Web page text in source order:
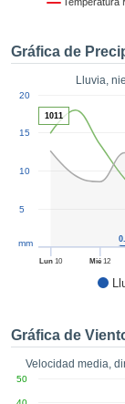
nuestra
sin coste.
nuestros
así como
un perfil
para
ACEPTAR
CONTINUAR
Gráfica de
Lluvia,
Lun 10 Mié 12
5
10
15
20
mm
1011
Gráfica de
Velocidad media,
50